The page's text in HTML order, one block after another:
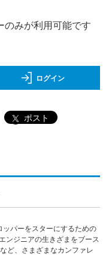
のみが利用可能です
ログイン
ポスト
パーをスターにするための
ンジニアの生きざまをブース
ど、さまざまなカンファレ